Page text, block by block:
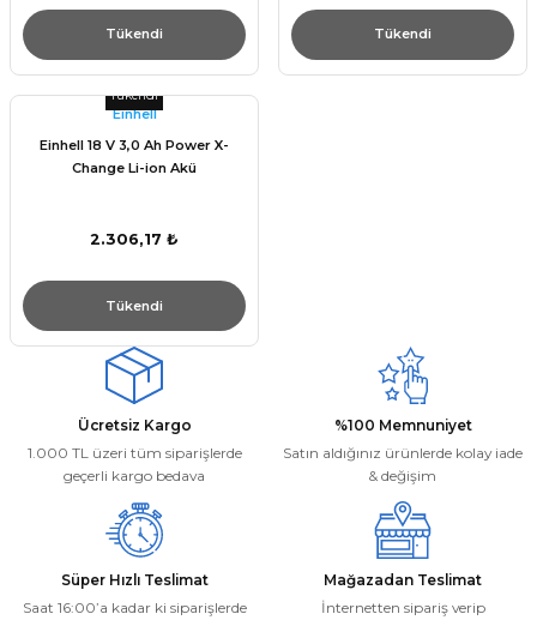
Tükendi Tükendi
Tükendi
Einhell
Einhell 18 V 3,0 Ah Power X-
Change Li-ion Akü
2.306,17 ₺
Tükendi
Ücretsiz Kargo
1.000 TL üzeri tüm siparişlerde
geçerli kargo bedava
%100 Memnuniyet
Satın aldığınız ürünlerde kolay iade
& değişim
Süper Hızlı Teslimat
Saat 16:00’a kadar ki siparişlerde
Mağazadan Teslimat
İnternetten sipariş verip